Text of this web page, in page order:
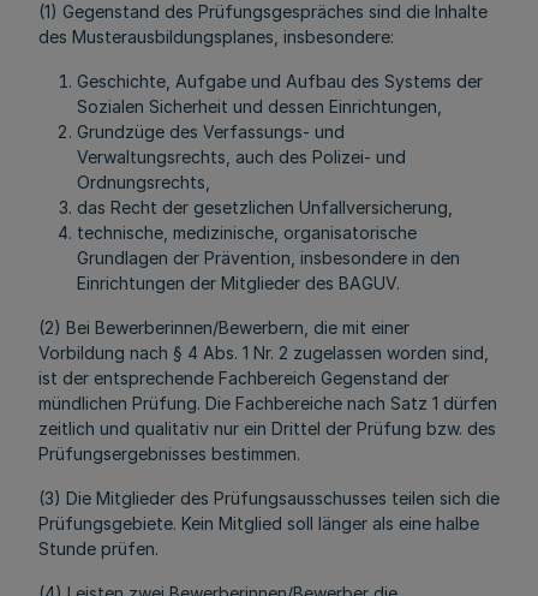
(1) Gegenstand des Prüfungsgespräches sind die Inhalte
des Musterausbildungsplanes, insbesondere:
Geschichte, Aufgabe und Aufbau des Systems der
Sozialen Sicherheit und dessen Einrichtungen,
Grundzüge des Verfassungs- und
Verwaltungsrechts, auch des Polizei- und
Ordnungsrechts,
das Recht der gesetzlichen Unfallversicherung,
technische, medizinische, organisatorische
Grundlagen der Prävention, insbesondere in den
Einrichtungen der Mitglieder des BAGUV.
(2) Bei Bewerberinnen/Bewerbern, die mit einer
Vorbildung nach § 4 Abs. 1 Nr. 2 zugelassen worden sind,
ist der entsprechende Fachbereich Gegenstand der
mündlichen Prüfung. Die Fachbereiche nach Satz 1 dürfen
zeitlich und qualitativ nur ein Drittel der Prüfung bzw. des
Prüfungsergebnisses bestimmen.
(3) Die Mitglieder des Prüfungsausschusses teilen sich die
Prüfungsgebiete. Kein Mitglied soll länger als eine halbe
Stunde prüfen.